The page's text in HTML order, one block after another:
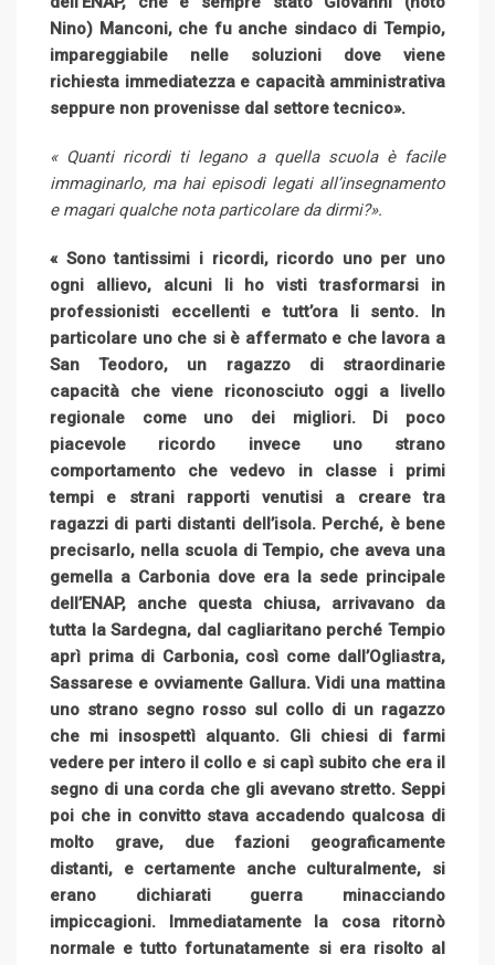
Nino) Manconi, che fu anche sindaco di Tempio,
impareggiabile nelle soluzioni dove viene
richiesta immediatezza e capacità amministrativa
seppure non provenisse dal settore tecnico».
« Quanti ricordi ti legano a quella scuola è facile
immaginarlo, ma hai episodi legati all’insegnamento
e magari qualche nota particolare da dirmi?».
« Sono tantissimi i ricordi, ricordo uno per uno
ogni allievo, alcuni li ho visti trasformarsi in
professionisti eccellenti e tutt’ora li sento. In
particolare uno che si è affermato e che lavora a
San Teodoro, un ragazzo di straordinarie
capacità che viene riconosciuto oggi a livello
regionale come uno dei migliori. Di poco
piacevole ricordo invece uno strano
comportamento che vedevo in classe i primi
tempi e strani rapporti venutisi a creare tra
ragazzi di parti distanti dell’isola. Perché, è bene
precisarlo, nella scuola di Tempio, che aveva una
gemella a Carbonia dove era la sede principale
dell’ENAP, anche questa chiusa, arrivavano da
tutta la Sardegna, dal cagliaritano perché Tempio
aprì prima di Carbonia, così come dall’Ogliastra,
Sassarese e ovviamente Gallura. Vidi una mattina
uno strano segno rosso sul collo di un ragazzo
che mi insospettì alquanto. Gli chiesi di farmi
vedere per intero il collo e si capì subito che era il
segno di una corda che gli avevano stretto. Seppi
poi che in convitto stava accadendo qualcosa di
molto grave, due fazioni geograficamente
distanti, e certamente anche culturalmente, si
erano dichiarati guerra minacciando
impiccagioni. Immediatamente la cosa ritornò
normale e tutto fortunatamente si era risolto al